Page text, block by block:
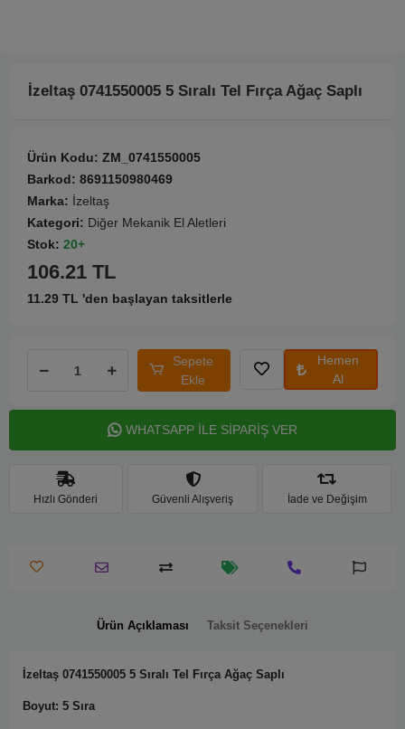
İzeltaş 0741550005 5 Sıralı Tel Fırça Ağaç Saplı
Ürün Kodu: ZM_0741550005
Barkod: 8691150980469
Marka: İzeltaş
Kategori: Diğer Mekanik El Aletleri
Stok: 20+
106.21 TL
11.29 TL 'den başlayan taksitlerle
Sepete
Ekle
Hemen
Al
WHATSAPP İLE SİPARİŞ VER
Hızlı Gönderi Güvenli Alışveriş İade ve Değişim
Ürün Açıklaması Taksit Seçenekleri
İzeltaş 0741550005 5 Sıralı Tel Fırça Ağaç Saplı
Boyut: 5 Sıra